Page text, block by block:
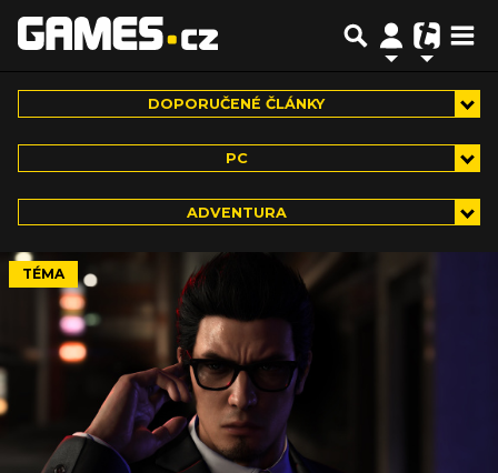
DOPORUČENÉ ČLÁNKY
PC
ADVENTURA
TÉMA